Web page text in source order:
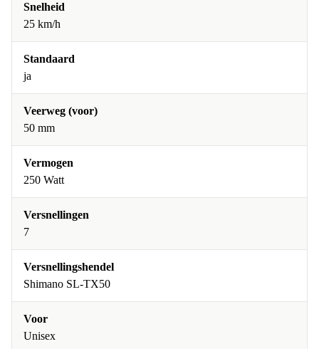
Snelheid
25 km/h
Standaard
ja
Veerweg (voor)
50 mm
Vermogen
250 Watt
Versnellingen
7
Versnellingshendel
Shimano SL-TX50
Voor
Unisex